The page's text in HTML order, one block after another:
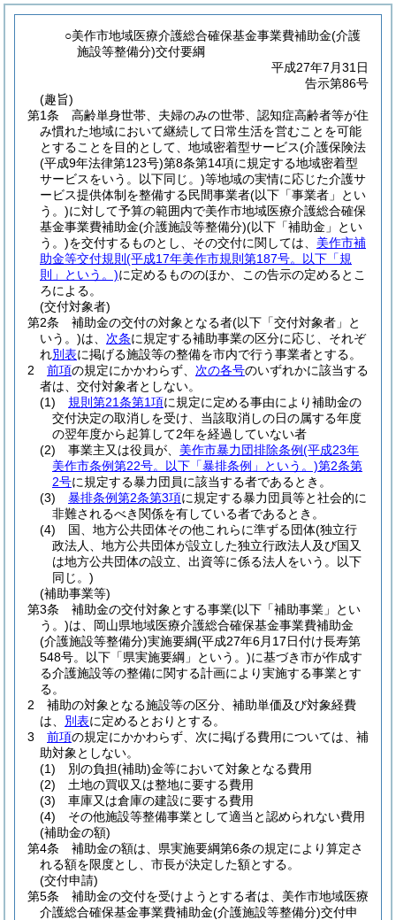
○美作市地域医療介護総合確保基金事業費補助金(介護
施設等整備分)交付要綱
平成27年7月31日
告示第86号
(趣旨)
第1条
高齢単身世帯、夫婦のみの世帯、認知症高齢者等が住
み慣れた地域において継続して日常生活を営むことを可能
とすることを目的として、地域密着型サービス(介護保険法
(平成9年法律第123号)第8条第14項に規定する地域密着型
サービスをいう。以下同じ。)等地域の実情に応じた介護サ
ービス提供体制を整備する民間事業者(以下「事業者」とい
う。)に対して予算の範囲内で美作市地域医療介護総合確保
基金事業費補助金(介護施設等整備分)(以下「補助金」とい
う。)を交付するものとし、その交付に関しては、 美作市補
助金等交付規則 (平成17年美作市規則第187号。以下「規
則」という。)に定めるもののほか、この告示の定めるとこ
ろによる。
(交付対象者)
第2条
補助金の交付の対象となる者(以下「交付対象者」と
いう。)は、 次条に規定する補助事業の区分に応じ、それぞ
れ別表に掲げる施設等の整備を市内で行う事業者とする。
2
前項の規定にかかわらず、 次の各号のいずれかに該当する
者は、交付対象者としない。
(1)
規則第21条第1項に規定に定める事由により補助金の
交付決定の取消しを受け、当該取消しの日の属する年度
の翌年度から起算して2年を経過していない者
(2)
事業主又は役員が、 美作市暴力団排除条例(平成23年
美作市条例第22号。以下「暴排条例」という。)第2条第
2号に規定する暴力団員に該当する者であるとき。
(3)
暴排条例第2条第3項に規定する暴力団員等と社会的に
非難されるべき関係を有している者であるとき。
(4)
国、地方公共団体その他これらに準ずる団体(独立行
政法人、地方公共団体が設立した独立行政法人及び国又
は地方公共団体の設立、出資等に係る法人をいう。以下
同じ。)
(補助事業等)
第3条
補助金の交付対象とする事業(以下「補助事業」とい
う。)は、岡山県地域医療介護総合確保基金事業費補助金
(介護施設等整備分)実施要綱(平成27年6月17日付け長寿第
548号。以下「県実施要綱」という。)に基づき市が作成す
る介護施設等の整備に関する計画により実施する事業とす
る。
2
補助の対象となる施設等の区分、補助単価及び対象経費
は、 別表に定めるとおりとする。
3
前項の規定にかかわらず、次に掲げる費用については、補
助対象としない。
(1)
別の負担(補助)金等において対象となる費用
(2)
土地の買収又は整地に要する費用
(3)
車庫又は倉庫の建設に要する費用
(4)
その他施設等整備事業として適当と認められない費用
(補助金の額)
第4条
補助金の額は、県実施要綱第6条の規定により算定さ
れる額を限度とし、市長が決定した額とする。
(交付申請)
第5条
補助金の交付を受けようとする者は、美作市地域医療
介護総合確保基金事業費補助金(介護施設等整備分)交付申